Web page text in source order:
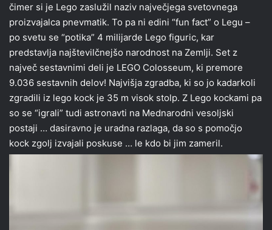
čimer si je Lego zaslužil naziv največjega svetovnega
proizvajalca pnevmatik. To pa ni edini “fun fact” o Legu –
po svetu se “potika” 4 milijarde Lego figuric, kar
predstavlja najštevilčnejšo narodnost na Zemlji. Set z
največ sestavnimi deli je LEGO Colosseum, ki premore
9.036 sestavnih delov! Najvišja zgradba, ki so jo kadarkoli
zgradili iz lego kock je 35 m visok stolp. Z Lego kockami pa
so se “igrali” tudi astronavti na Mednarodni vesoljski
postaji … dasiravno je uradna razlaga, da so s pomočjo
kock zgolj izvajali poskuse … le kdo bi jim zameril.